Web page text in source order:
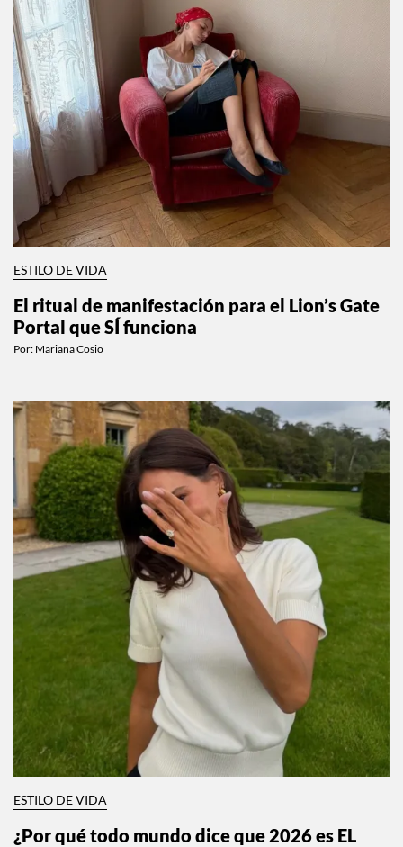
ESTILO DE VIDA
El ritual de manifestación para el Lion’s Gate
Portal que SÍ funciona
Por: Mariana Cosio
ESTILO DE VIDA
¿Por qué todo mundo dice que 2026 es EL